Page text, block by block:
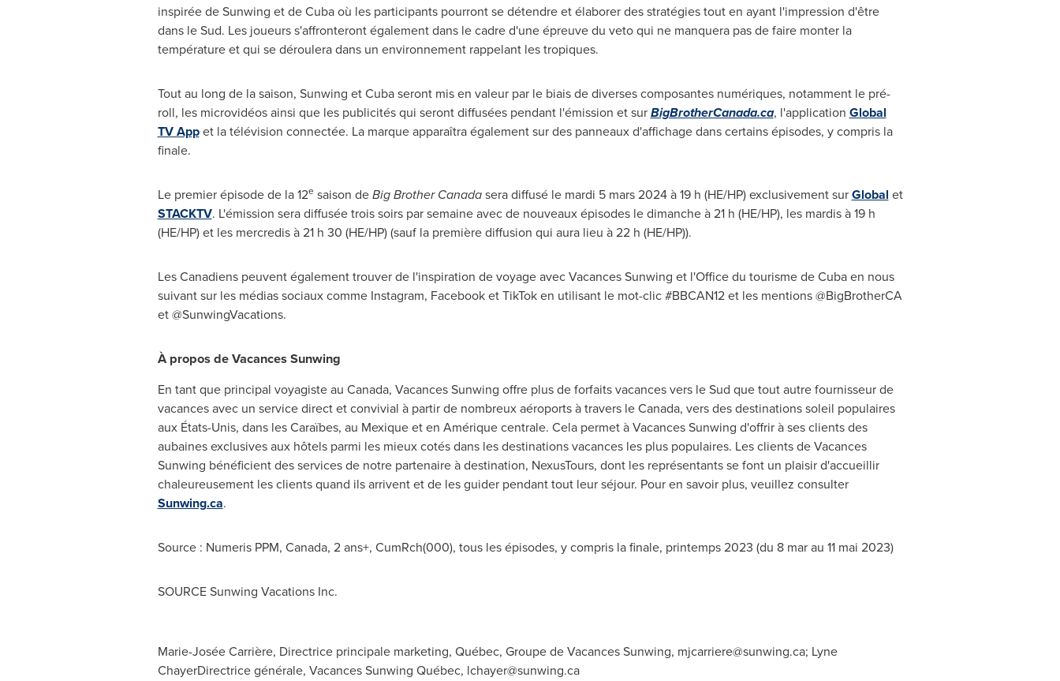
inspirée de Sunwing et deCubaoù les participants pourront se détendre et élaborer des stratégies tout en ayant l'impression d'être
dans le Sud. Les joueurs s'affronteront également dans le cadre d'une épreuve du veto qui ne manquera pas de faire monter la
température et qui se déroulera dans un environnement rappelant les tropiques.
Tout au long de la saison, Sunwing etCubaseront mis en valeur par le biais de diverses composantes numériques, notamment le pré-
roll, les microvidéos ainsi que les publicités qui seront diffusées pendant l'émission et surBigBrotherCanada.ca, l'application Global
TV Appet la télévision connectée. La marque apparaîtra également sur des panneaux d'affichage dans certains épisodes, y compris la
finale.
Le premier épisode de la 12esaison deBig Brother Canadasera diffusé le mardi 5 mars 2024 à 19 h (HE/HP) exclusivement surGlobal et
STACKTV. L'émission sera diffusée trois soirs par semaine avec de nouveaux épisodes le dimanche à 21 h (HE/HP), les mardis à 19 h
(HE/HP) et les mercredis à 21 h 30 (HE/HP) (sauf la première diffusion qui aura lieu à 22 h (HE/HP)).
Les Canadiens peuvent également trouver de l'inspiration de voyage avec Vacances Sunwing et l'Office du tourisme deCubaen nous
suivant sur les médias sociaux comme Instagram, Facebook et TikTok en utilisant le mot-clic #BBCAN12 et les mentions @BigBrotherCA
et @SunwingVacations.
À propos de Vacances Sunwing
En tant que principal voyagiste au Canada, Vacances Sunwing offre plus de forfaits vacances vers le Sud que tout autre fournisseur de
vacances avec un service direct et convivial à partir de nombreux aéroports à travers leCanada, vers des destinations soleil populaires
aux États-Unis, dans les Caraïbes, au Mexique et en Amérique centrale. Cela permet à Vacances Sunwing d'offrir à ses clients des
aubaines exclusives aux hôtels parmi les mieux cotés dans les destinations vacances les plus populaires. Les clients de Vacances
Sunwing bénéficient des services de notre partenaire à destination, NexusTours, dont les représentants se font un plaisir d'accueillir
chaleureusement les clients quand ils arrivent et de les guider pendant tout leur séjour. Pour en savoir plus, veuillez consulter
Sunwing.ca.
Source : Numeris PPM, Canada, 2 ans+, CumRch(000), tous les épisodes, y compris la finale, printemps 2023 (du 8 mar au 11 mai 2023)
SOURCE Sunwing Vacations Inc.
Marie-Josée Carrière, Directrice principale marketing, Québec, Groupe de Vacances Sunwing, mjcarriere@sunwing.ca; Lyne
ChayerDirectrice générale, Vacances Sunwing Québec, lchayer@sunwing.ca